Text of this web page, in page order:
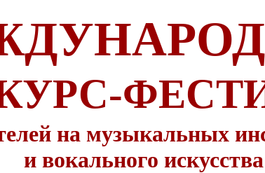
на музыкальных
и вокального искусства